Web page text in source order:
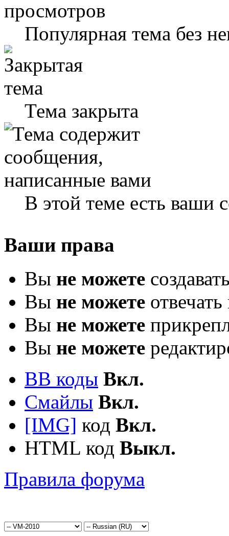
Популярная тема без
Тема закрыта
В этой теме есть ваши
Ваши права
Вы не можете
Вы не можете
Вы не можете
Вы не можете
BB коды Вкл.
Смайлы Вкл.
[IMG] код Вкл.
HTML код Выкл.
Правила форума